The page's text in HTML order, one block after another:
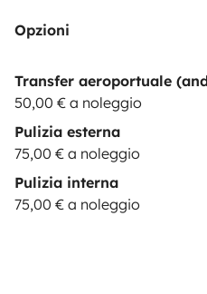
Opzioni
Transfer aeroportuale
50,00 € a noleggio
Pulizia esterna
75,00 € a noleggio
Pulizia interna
75,00 € a noleggio